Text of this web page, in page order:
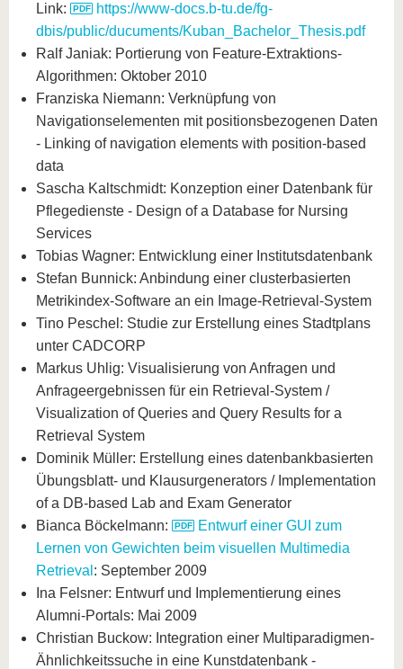
Link:
https://www-docs.b-tu.de/fg-
dbis/public/ducuments/Kuban_Bachelor_Thesis.pdf
Ralf Janiak: Portierung von Feature-Extraktions-
Algorithmen: Oktober 2010
Franziska Niemann: Verknüpfung von
Navigationselementen mit positionsbezogenen Daten
- Linking of navigation elements with position-based
data
Sascha Kaltschmidt: Konzeption einer Datenbank für
Pflegedienste - Design of a Database for Nursing
Services
Tobias Wagner: Entwicklung einer Institutsdatenbank
Stefan Bunnick: Anbindung einer clusterbasierten
Metrikindex-Software an ein Image-Retrieval-System
Tino Peschel: Studie zur Erstellung eines Stadtplans
unter CADCORP
Markus Uhlig: Visualisierung von Anfragen und
Anfrageergebnissen für ein Retrieval-System /
Visualization of Queries and Query Results for a
Retrieval System
Dominik Müller: Erstellung eines datenbankbasierten
Übungsblatt- und Klausurgenerators / Implementation
of a DB-based Lab and Exam Generator
Bianca Böckelmann:
Entwurf einer GUI zum
Lernen von Gewichten beim visuellen Multimedia
Retrieval : September 2009
Ina Felsner: Entwurf und Implementierung eines
Alumni-Portals: Mai 2009
Christian Buckow: Integration einer Multiparadigmen-
Ähnlichkeitssuche in eine Kunstdatenbank -